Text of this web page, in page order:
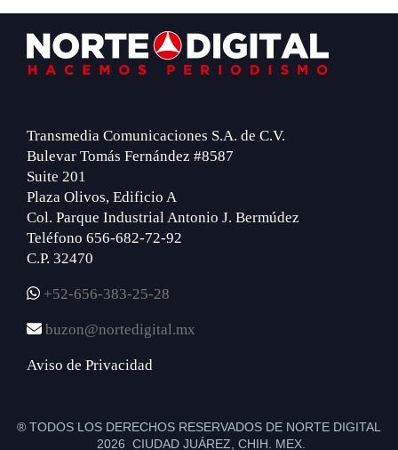
Footer
Transmedia Comunicaciones S.A. de C.V.
Bulevar Tomás Fernández #8587
Suite 201
Plaza Olivos, Edificio A
Col. Parque Industrial Antonio J. Bermúdez
Teléfono 656-682-72-92
C.P. 32470
+52-656-383-25-28
buzon@nortedigital.mx
Aviso de Privacidad
® TODOS LOS DERECHOS RESERVADOS DE NORTE DIGITAL
2026 CIUDAD JUÁREZ, CHIH. MEX.